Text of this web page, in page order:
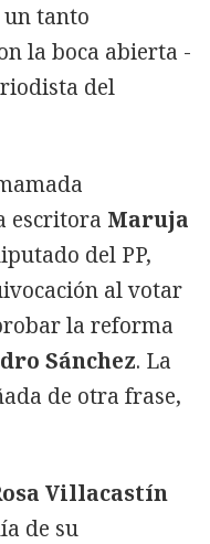
un tanto
la boca abierta -
del
escritora Maruja
del PP,
al votar
la reforma
Sánchez. La
de otra frase,
Villacastín
de su